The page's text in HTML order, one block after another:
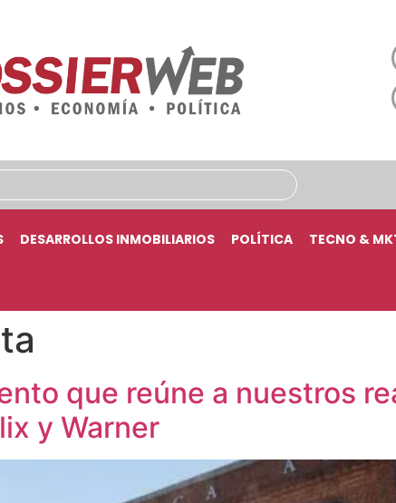
DESARROLLOS INMOBILIARIOS POLÍTICA TECNO &
que reúne a nuestros
y Warner